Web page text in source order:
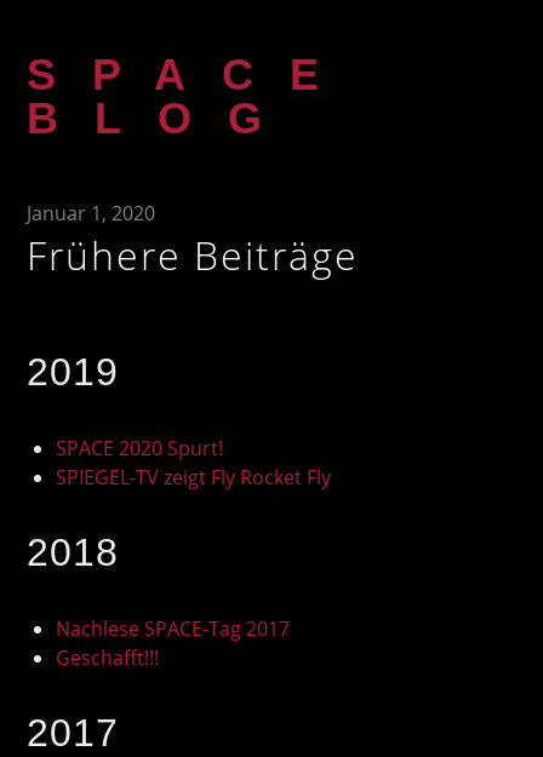
springen
SPACE
BLOG
Januar 1, 2020
Frühere Beiträge
2019
SPACE 2020 Spurt!
SPIEGEL-TV zeigt Fly Rocket Fly
2018
Nachlese SPACE-Tag 2017
Geschafft!!!
2017